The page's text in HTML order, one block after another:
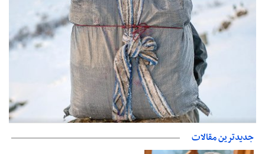
دفتر رهبر انقلاب: مطالب خارج از مراجع رسمی فاقد سندیت است
جدیدترین مقالات